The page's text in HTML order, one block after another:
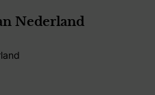
Nederland